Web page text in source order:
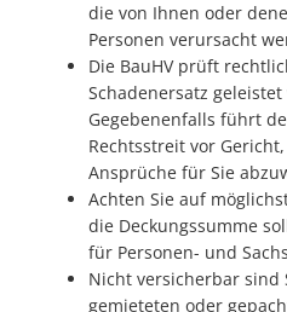
die von Ihnen oder
Personen verursacht
Die BauHV prüft
Schadenersatz
Gegebenenfalls führt
Rechtsstreit vor
Ansprüche für Sie
Achten Sie auf
die Deckungssumme
für Personen- und
Nicht versicherbar sind
gemieteten oder